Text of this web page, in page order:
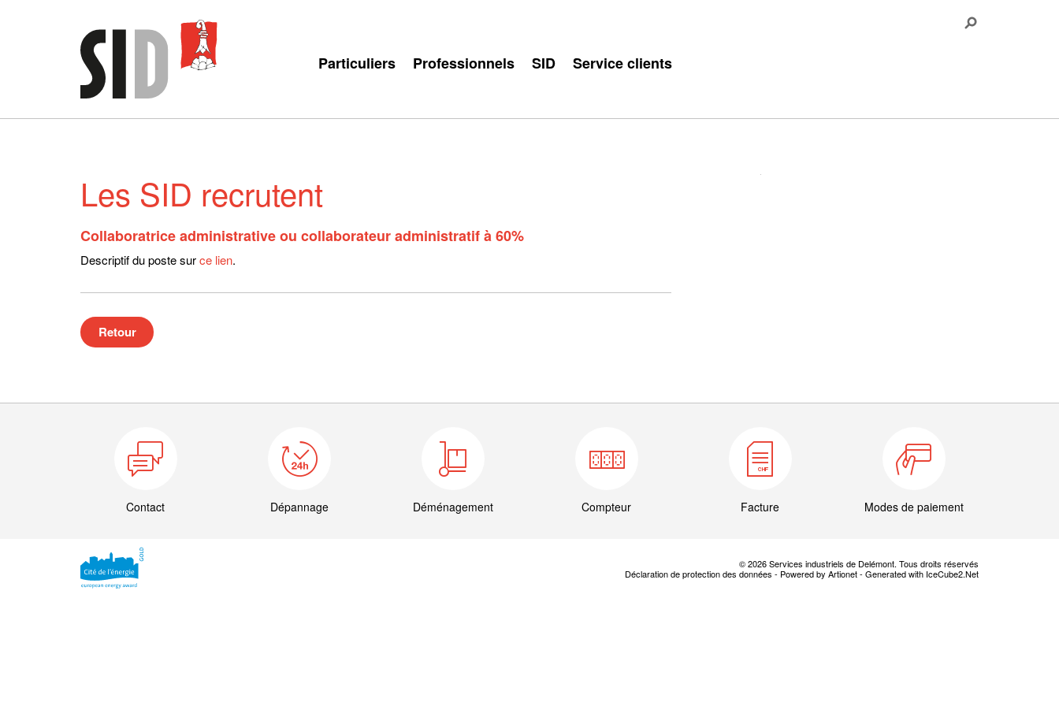
Particuliers Professionnels SID Service clients
Les SID recrutent
Collaboratrice administrative ou collaborateur administratif à 60%
Descriptif du poste surce lien.
Retour
Contact Dépannage Déménagement Compteur Facture Modes de paiement
© 2026 Services industriels de Delémont. Tous droits réservés
Déclaration de protection des données - Powered by Artionet- Generated with IceCube2.Net